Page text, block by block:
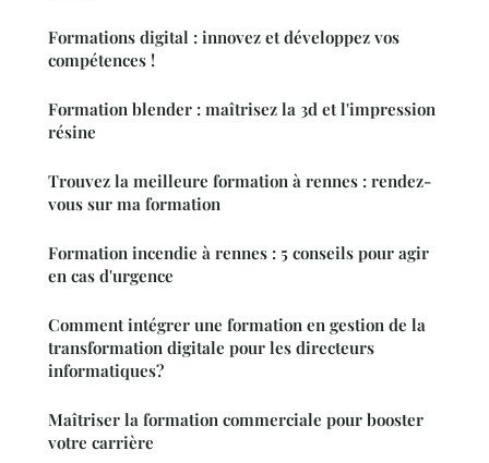
Formations digital : innovez et développez vos
compétences !
Formation blender : maîtrisez la 3d et l'impression
résine
Trouvez la meilleure formation à rennes : rendez-
vous sur ma formation
Formation incendie à rennes : 5 conseils pour agir
en cas d'urgence
Comment intégrer une formation en gestion de la
transformation digitale pour les directeurs
informatiques?
Maîtriser la formation commerciale pour booster
votre carrière